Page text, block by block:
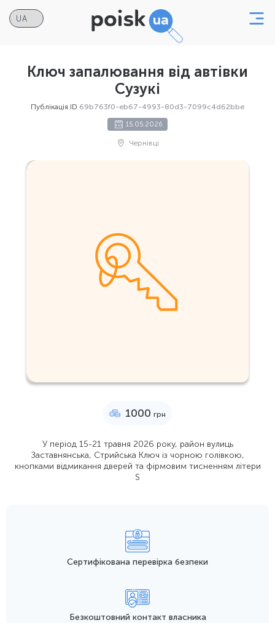
Ключ запалювання від автівки
Сузукі
Публікація ID 69b763f0-eb67-4993-80d3-7099c4d62bbe
15.05.2026
Чернівці
1000 грн
У період 15-21 травня 2026 року, район вулиць
Заставнянська, Стрийська Ключ із чорною голівкою,
кнопками відмикання дверей та фірмовим тисненням літери
S
Сертифікована перевірка безпеки
Безкоштовний контакт власника